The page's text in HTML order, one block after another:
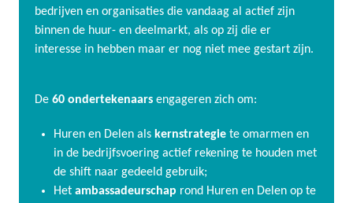
bedrijven en organisaties die vandaag al actief zijn
binnen de huur- en deelmarkt, als op zij die er
interesse in hebben maar er nog niet mee gestart zijn.
De 60 ondertekenaars engageren zich om:
Huren en Delen als kernstrategie te omarmen en
in de bedrijfsvoering actief rekening te houden met
de shift naar gedeeld gebruik;
Het ambassadeurschap rond Huren en Delen op te